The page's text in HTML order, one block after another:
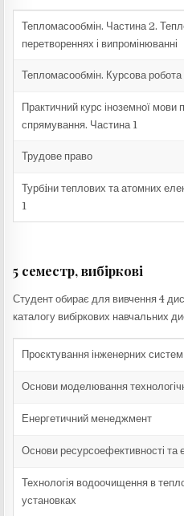
Тепломасообмін. Частина 2.
перетвореннях і випромінюванні
Тепломасообмін. Курсова робота
Практичний курс іноземної мови
спрямування. Частина 1
Трудове право
Турбiни теплових та атомних
1
5 семестр, вибіркові
Студент обирає для вивчення 4
каталогу вибіркових навчальних
Проєктування інженерних
Основи моделювання
Енергетичний менеджмент
Основи ресурсоефективності та
Технологія водоочищення в
установках